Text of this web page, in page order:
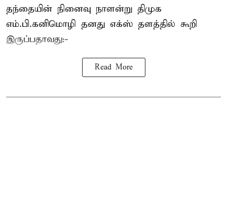
தந்தையின் நினைவு நாளன்று திமுக
எம்.பி.கனிமொழி தனது எக்ஸ் தளத்தில் கூறி
இருப்பதாவது:-
Read More